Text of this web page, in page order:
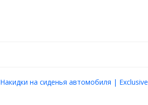
Накидки на сиденья автомобиля | Exclusive